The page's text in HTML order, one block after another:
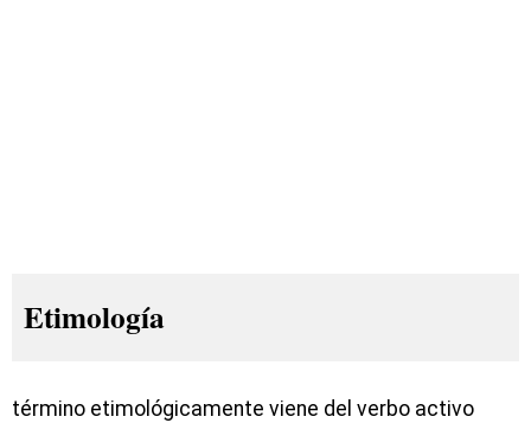
Etimología
término etimológicamente viene del verbo activo